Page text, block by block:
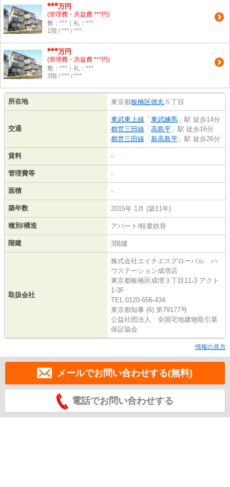
***万円
(管理費・共益費 ***円)
敷：***｜礼：***
1階 / *** / ***
***万円
(管理費・共益費 ***円)
敷：***｜礼：***
3階 / *** / ***
所在地 東京都板橋区徳丸 ５丁目
交通
東武東上線 「 東武練馬 」駅 徒歩14分
都営三田線 「 高島平 」駅 徒歩16分
都営三田線 「 新高島平 」駅 徒歩26分
賃料 -
管理費等 -
面積 -
築年数 2015年 1月 (築11年)
種別/構造 アパート/軽量鉄骨
階建 3階建
取扱会社
株式会社エイチエスグローバル ハ
ウステーション成増店
東京都板橋区成増３丁目11-3 アクト
1-3F
TEL:0120-556-434
東京都知事 (6) 第79177号
公益社団法人 全国宅地建物取引業
保証協会
情報の見方
メールでお問い合わせする(無料)
電話でお問い合わせする